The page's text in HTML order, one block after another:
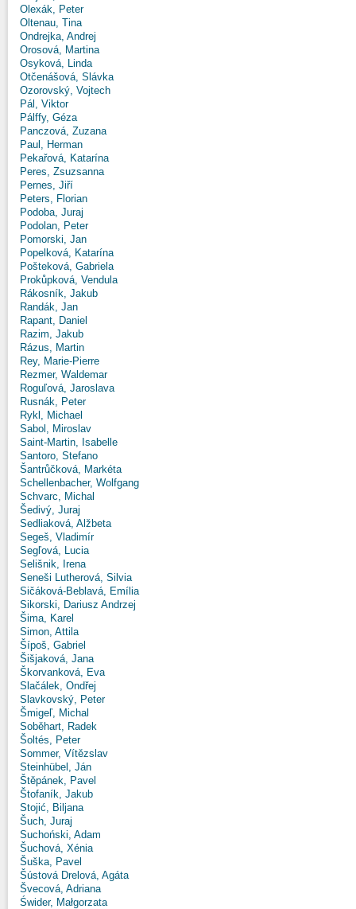
Olexák, Peter
Oltenau, Tina
Ondrejka, Andrej
Orosová, Martina
Osyková, Linda
Otčenášová, Slávka
Ozorovský, Vojtech
Pál, Viktor
Pálffy, Géza
Panczová, Zuzana
Paul, Herman
Pekařová, Katarína
Peres, Zsuzsanna
Pernes, Jiří
Peters, Florian
Podoba, Juraj
Podolan, Peter
Pomorski, Jan
Popelková, Katarína
Pošteková, Gabriela
Prokůpková, Vendula
Rákosník, Jakub
Randák, Jan
Rapant, Daniel
Razim, Jakub
Rázus, Martin
Rey, Marie-Pierre
Rezmer, Waldemar
Roguľová, Jaroslava
Rusnák, Peter
Rykl, Michael
Sabol, Miroslav
Saint-Martin, Isabelle
Santoro, Stefano
Šantrůčková, Markéta
Schellenbacher, Wolfgang
Schvarc, Michal
Šedivý, Juraj
Sedliaková, Alžbeta
Segeš, Vladimír
Segľová, Lucia
Selišnik, Irena
Seneši Lutherová, Silvia
Sičáková-Beblavá, Emília
Sikorski, Dariusz Andrzej
Šima, Karel
Simon, Attila
Šípoš, Gabriel
Šišjaková, Jana
Škorvanková, Eva
Slačálek, Ondřej
Slavkovský, Peter
Šmigeľ, Michal
Soběhart, Radek
Šoltés, Peter
Sommer, Vítězslav
Steinhübel, Ján
Štěpánek, Pavel
Štofaník, Jakub
Stojić, Biljana
Šuch, Juraj
Suchoński, Adam
Šuchová, Xénia
Šuška, Pavel
Šústová Drelová, Agáta
Švecová, Adriana
Świder, Małgorzata